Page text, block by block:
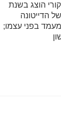
הוצג בשנת
של הדייטונה
בפני עצמו;